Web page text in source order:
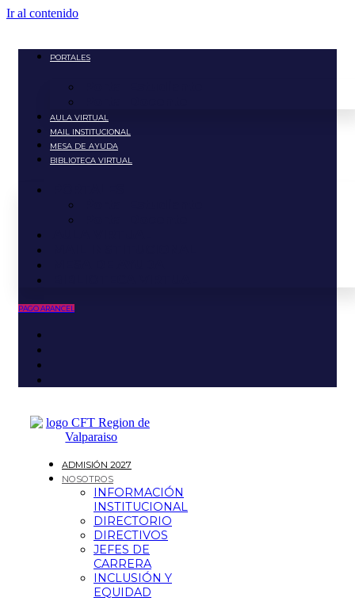
Ir al contenido
PORTALES
AULA VIRTUAL
MAIL INSTITUCIONAL
MESA DE AYUDA
BIBLIOTECA VIRTUAL
PAGO ARANCEL
ADMISIÓN 2027
NOSOTROS
INFORMACIÓN
INSTITUCIONAL
DIRECTORIO
DIRECTIVOS
JEFES DE
CARRERA
INCLUSIÓN Y
EQUIDAD